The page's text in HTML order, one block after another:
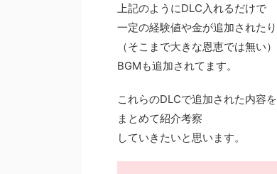
上記のようにDLC入れるだけで
一定の経験値や金が追加されたり
（そこまで大きな恩恵では無い）
BGMも追加されてます。
これらのDLCで追加された内容を
まとめて紹介考察
していきたいと思います。